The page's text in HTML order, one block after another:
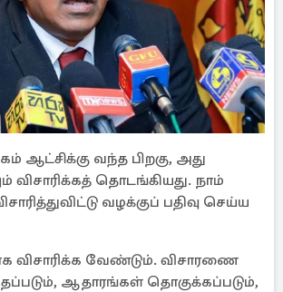
ஆட்சிக்கு வந்த பிறகு, அது
விசாரிக்கத் தொடங்கியது. நாம்
வழக்குப் பதிவு செய்ய
விசாரிக்க வேண்டும். விசாரணை
ஆதாரங்கள் தொகுக்கப்படும்,